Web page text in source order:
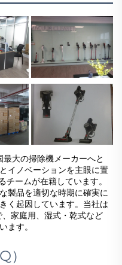
大の掃除機メーカーへと
イノベーションを主眼に置
ームが在籍しています。
製品を適切な時期に確実に
く起因しています。当社は
家庭用、湿式・乾式など
ます。
）